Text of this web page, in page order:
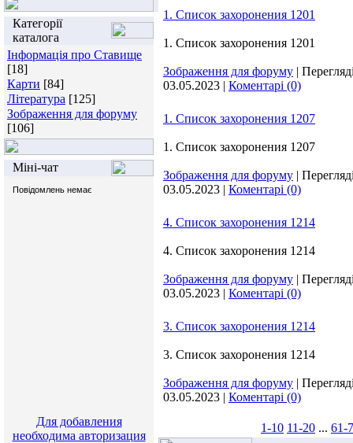
Категорії
каталога
Інформація про Ставище
[18]
Карти [84]
Література [125]
Зображення для форуму
[106]
Міні-чат
Для добавления
необходима авторизация
1. Список захоронения 1201
1. Список захоронения 1201
Зображення для форуму |
03.05.2023 | Коментарі (0)
1. Список захоронения 1207
1. Список захоронения 1207
Зображення для форуму |
03.05.2023 | Коментарі (0)
4. Список захоронения 1214
4. Список захоронения 1214
Зображення для форуму |
03.05.2023 | Коментарі (0)
3. Список захоронения 1214
3. Список захоронения 1214
Зображення для форуму |
03.05.2023 | Коментарі (0)
1-10 11-20 ... 61-